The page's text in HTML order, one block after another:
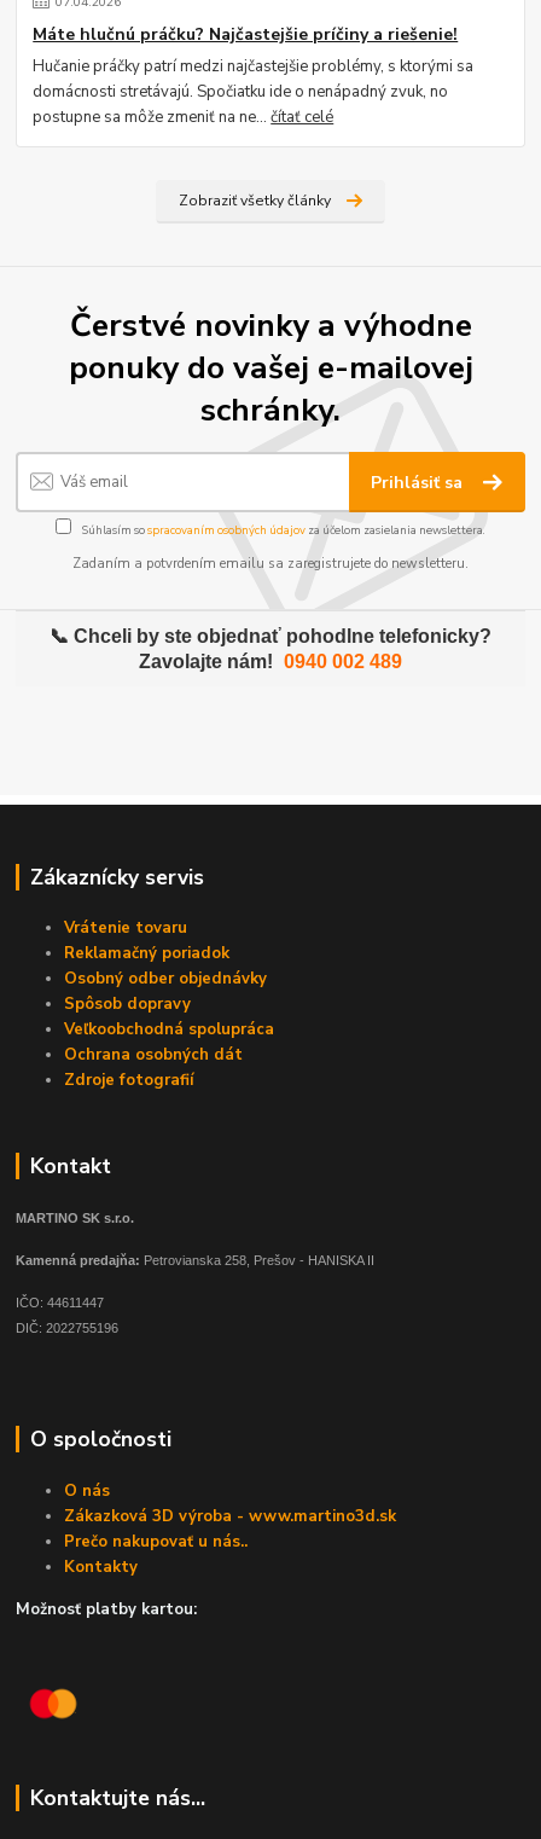
Máte hlučnú práčku? Najčastejšie príčiny a riešenie!
Hučanie práčky patrí medzi najčastejšie problémy, s ktorými sa
domácnosti stretávajú. Spočiatku ide o nenápadný zvuk, no
postupne sa môže zmeniť na ne...čítať celé
Zobraziť všetky články
Čerstvé novinky a výhodne
ponuky do vašej e-mailovej
schránky.
Prihlásiť sa
Súhlasím sospracovaním osobných údajov za účelom zasielania newslettera.
Zadaním a potvrdením emailu sa zaregistrujete do newsletteru.
📞 Chceli by ste objednať pohodlne telefonicky?
Zavolajte nám! 0940 002 489
Zákaznícky servis
Vrátenie tovaru
Reklamačný poriadok
Osobný odber objednávky
Spôsob dopravy
Veľkoobchodná spolupráca
Ochrana osobných dát
Zdroje fotografií
Kontakt
MARTINO SK s.r.o.
Kamenná predajňa: Petrovianska 258, Prešov - HANISKA II
IČO: 44611447
DIČ: 2022755196
O spoločnosti
O nás
Zákazková 3D výroba - www.martino3d.sk
Prečo nakupovať u nás..
Kontakty
Možnosť platby kartou:
Kontaktujte nás...